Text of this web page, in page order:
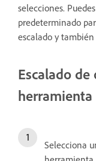
selecciones.
predeterminado
escalado y
Escalado
herramienta
Selecciona